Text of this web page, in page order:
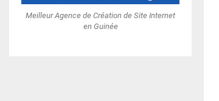
Meilleur Agence de Création de Site Internet
en Guinée